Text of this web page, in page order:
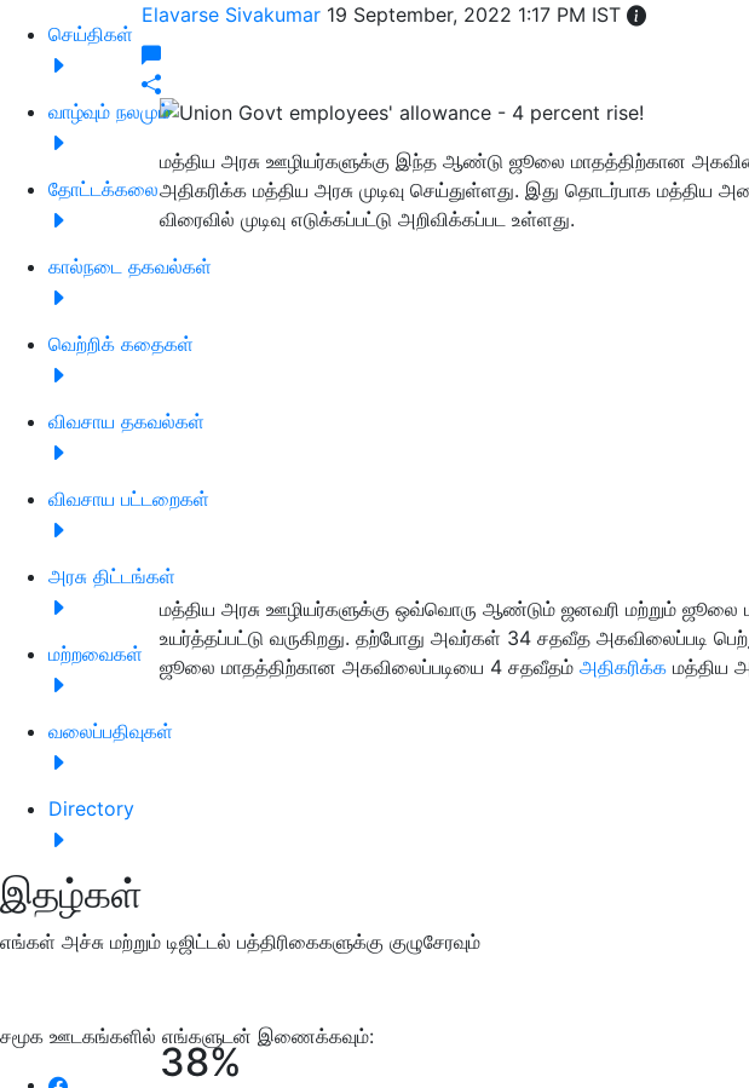
செய்திகள்
வாழ்வும் நலமும்
தோட்டக்கலை
கால்நடை தகவல்கள்
வெற்றிக் கதைகள்
விவசாய தகவல்கள்
விவசாய பட்டறைகள்
அரசு திட்டங்கள்
மற்றவைகள்
வலைப்பதிவுகள்
Directory
இதழ்கள்
எங்கள் அச்சு மற்றும் டிஜிட்டல் பத்திரிகைகளுக்கு குழுசேரவும்
சமூக ஊடகங்களில் எங்களுடன் இணைக்கவும்:
Elavarse Sivakumar 19 September, 2022 1:17 PM IST
மத்திய அரசு ஊழியர்களுக்கு இந்த ஆண்டு ஜூலை மாதத்திற்கான
அதிகரிக்க மத்திய அரசு முடிவு செய்துள்ளது. இது தொடர்பாக மத்திய
விரைவில் முடிவு எடுக்கப்பட்டு அறிவிக்கப்பட உள்ளது.
மத்திய அரசு ஊழியர்களுக்கு ஒவ்வொரு ஆண்டும் ஜனவரி மற்றும் ஜூலை
உயர்த்தப்பட்டு வருகிறது. தற்போது அவர்கள் 34 சதவீத அகவிலைப்படி
ஜூலை மாதத்திற்கான அகவிலைப்படியை 4 சதவீதம் அதிகரிக்க மத்திய
38%